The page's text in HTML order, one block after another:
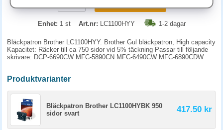
Enhet: 1 st Art.nr: LC1100HYY 1-2 dagar
Bläckpatron Brother LC1100HYY. Brother Gul bläckpatron, High capacity
Kapacitet: Räcker till ca 750 sidor vid 5% täckning Passar till följande
skrivare: DCP-6690CW MFC-5890CN MFC-6490CW MFC-6890CDW
Produktvarianter
Bläckpatron Brother LC1100HYBK 950
sidor svart
417.50 kr